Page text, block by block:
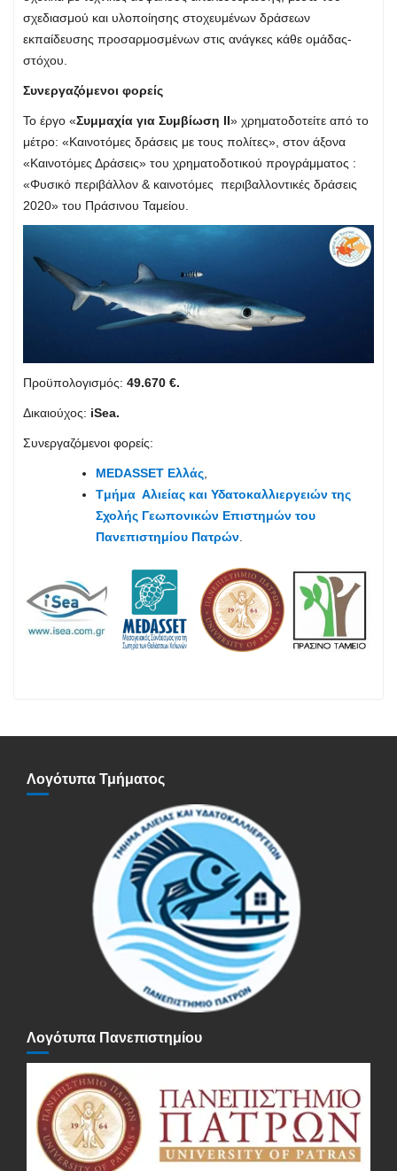
σχεδιασμού και υλοποίησης στοχευμένων δράσεων
εκπαίδευσης προσαρμοσμένων στις ανάγκες κάθε ομάδας-
στόχου.
Συνεργαζόμενοι φορείς
Το έργο «Συμμαχία για Συμβίωση ΙΙ» χρηματοδοτείτε από το
μέτρο: «Καινοτόμες δράσεις με τους πολίτες», στον άξονα
«Καινοτόμες Δράσεις» του χρηματοδοτικού προγράμματος :
«Φυσικό περιβάλλον & καινοτόμες περιβαλλοντικές δράσεις
2020» του Πράσινου Ταμείου.
Προϋπολογισμός: 49.670 €.
Δικαιούχος: iSea.
Συνεργαζόμενοι φορείς:
MEDASSET Ελλάς
Tμήμα Αλιείας και Υδατοκαλλιεργειών της
Σχολής Γεωπονικών Επιστημών του
Πανεπιστημίου Πατρών
Λογότυπα Τμήματος
Λογότυπα Πανεπιστημίου